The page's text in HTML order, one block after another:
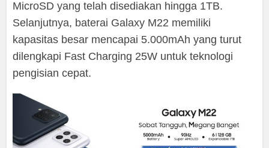
MicroSD yang telah disediakan hingga 1TB.
Selanjutnya, baterai Galaxy M22 memiliki
kapasitas besar mencapai 5.000mAh yang turut
dilengkapi Fast Charging 25W untuk teknologi
pengisian cepat.